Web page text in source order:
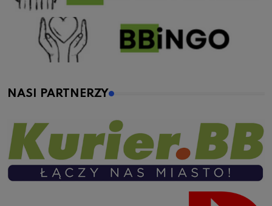
NASI PARTNERZY